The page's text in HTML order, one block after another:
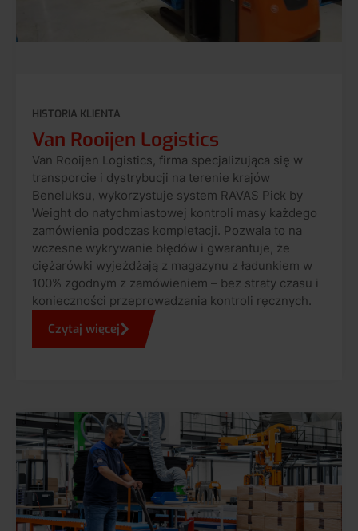
HISTORIA KLIENTA
Van Rooijen Logistics
Van Rooijen Logistics, firma specjalizująca się w
transporcie i dystrybucji na terenie krajów
Beneluksu, wykorzystuje system RAVAS Pick by
Weight do natychmiastowej kontroli masy każdego
zamówienia podczas kompletacji. Pozwala to na
wczesne wykrywanie błędów i gwarantuje, że
ciężarówki wyjeżdżają z magazynu z ładunkiem w
100% zgodnym z zamówieniem – bez straty czasu i
konieczności przeprowadzania kontroli ręcznych.
Czytaj więcej